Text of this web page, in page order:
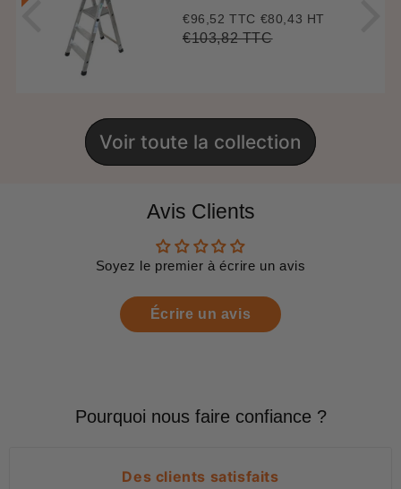
Prix
réduit
€96,52 TTC €96,52
€80,43 HT
Prix
€103,82 TTC€103,82
Voir toute la collection
Avis Clients
Soyez le premier à écrire un avis
Écrire un avis
Pourquoi nous faire confiance ?
Des clients satisfaits